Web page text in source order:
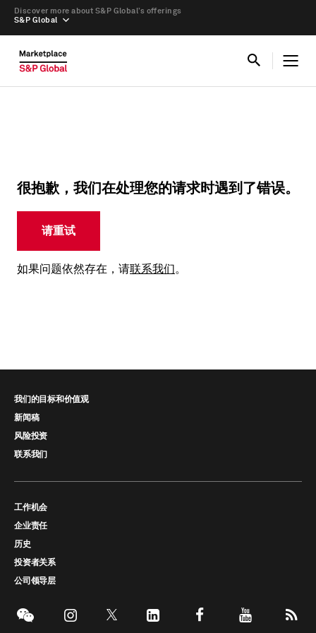
S&P Global
Discover more about S&P Global’s offerings
很抱歉，我们在处理您的请求时遇到了错误。
请重试
如果问题依然存在，请联系我们。
我们的目标和价值观
新闻稿
风险投资
联系我们
工作机会
企业责任
历史
投资者关系
公司领导层